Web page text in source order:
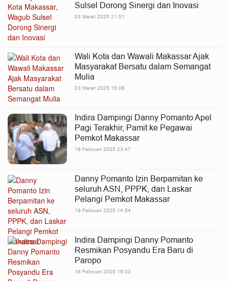
Sulsel Dorong Sinergi dan Inovasi
03 Maret 2025 21:51
Wali Kota dan Wawali Makassar Ajak
Masyarakat Bersatu dalam Semangat
Mulia
03 Maret 2025 16:08
Indira Dampingi Danny Pomanto Apel
Pagi Terakhir, Pamit ke Pegawai
Pemkot Makassar
19 Februari 2025 23:47
Danny Pomanto Izin Berpamitan ke
seluruh ASN, PPPK, dan Laskar
Pelangi Pemkot Makassar
19 Februari 2025 14:54
Indira Dampingi Danny Pomanto
Resmikan Posyandu Era Baru di
Paropo
18 Februari 2025 16:03